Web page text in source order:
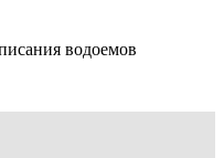
водоемов